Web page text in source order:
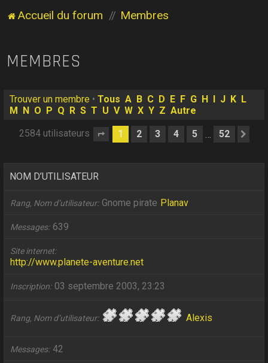
Accueil du forum Membres
MEMBRES
Trouver un membre •Tous A B C D E F G H J K L
M
N O P Q R S T U V W X Y Z Autre
2584 utilisateurs Page 1sur52
1 2 3 4 5 … 52
NOM D’UTILISATEUR
Rang, Nom d’utilisateur Gnome pirate Planav
Messages 639
Site internet
http://www.planete-aventure.net
Inscription 03 septembre 2003, 23:23
Rang, Nom d’utilisateur Alexis
Messages 42